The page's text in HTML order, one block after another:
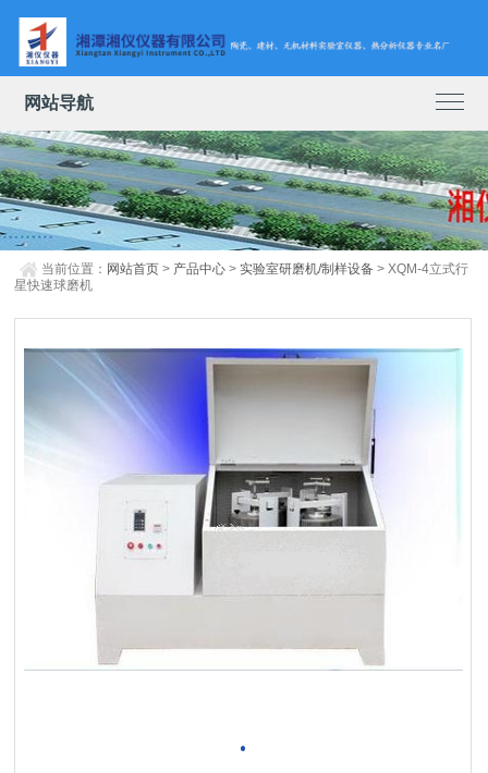
网站导航
当前位置： 网站首页 > 产品中心 >实验室研磨机/制样设备 > XQM-4立式行
星快速球磨机